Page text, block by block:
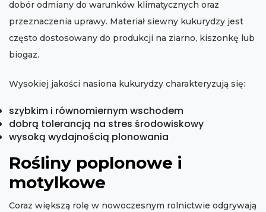
dobór odmiany do warunków klimatycznych oraz
przeznaczenia uprawy. Materiał siewny kukurydzy jest
często dostosowany do produkcji na ziarno, kiszonkę lub
biogaz.
Wysokiej jakości nasiona kukurydzy charakteryzują się:
szybkim i równomiernym wschodem
dobrą tolerancją na stres środowiskowy
wysoką wydajnością plonowania
Rośliny poplonowe i
motylkowe
Coraz większą rolę w nowoczesnym rolnictwie odgrywają